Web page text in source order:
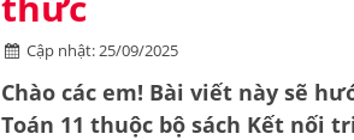
Cập nhật: 25/09/2025
Chào các em! Bài viết này sẽ
Toán 11 thuộc bộ sách Kết nối